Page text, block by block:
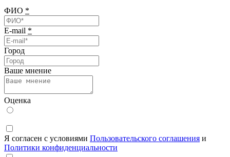
ФИО *
E-mail *
Город
Ваше мнение
Оценка
Я согласен с условиями Пользовательского соглашения и
Политики конфиденциальности